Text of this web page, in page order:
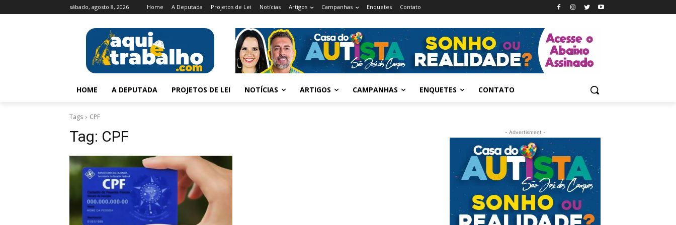
sábado, agosto 8, 2026 Home A Deputada Projetos de Lei Notícias Artigos Campanhas Enquetes Contato
HOME A DEPUTADA PROJETOS DE LEI NOTÍCIAS ARTIGOS CAMPANHAS ENQUETES CONTATO
Tags CPF
Tag: CPF - Advertisment -